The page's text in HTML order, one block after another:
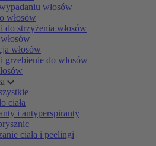
włosów
włosów
do strzyżenia włosów
włosów
grzebienie do włosów
ciała
i antyperspiranty
ciała i peelingi